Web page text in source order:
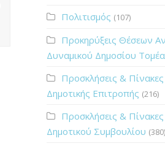
Πολιτισμός (107)
Προκηρύξεις Θέσεων
Δυναμικού Δημοσίου Τομέα
Προσκλήσεις &
Δημοτικής Επιτροπής (216)
Προσκλήσεις &
Δημοτικού Συμβουλίου (380)